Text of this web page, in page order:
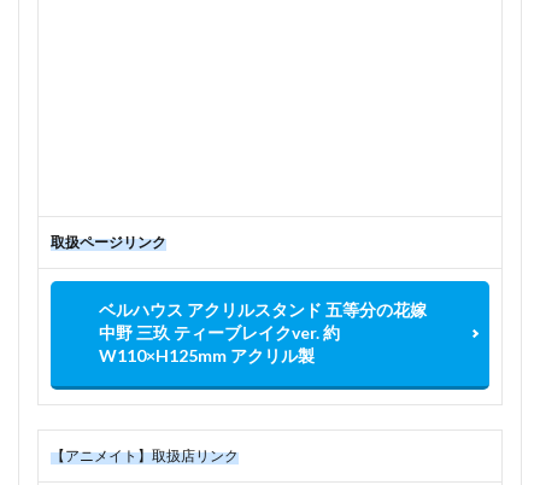
取扱ページリンク
ベルハウス アクリルスタンド 五等分の花嫁
中野 三玖 ティーブレイクver. 約
W110×H125mm アクリル製
【アニメイト】取扱店リンク